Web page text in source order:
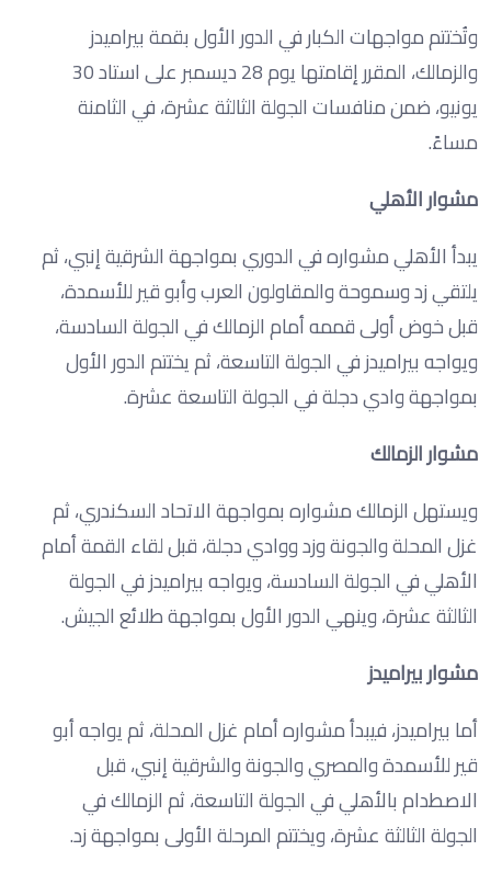
وتُختتم مواجهات الكبار في الدور الأول بقمة بيراميدز
والزمالك، المقرر إقامتها يوم 28 ديسمبر على استاد 30
يونيو، ضمن منافسات الجولة الثالثة عشرة، في الثامنة
مساءً.
مشوار الأهلي
يبدأ الأهلي مشواره في الدوري بمواجهة الشرقية إنبي، ثم
يلتقي زد وسموحة والمقاولون العرب وأبو قير للأسمدة،
قبل خوض أولى قممه أمام الزمالك في الجولة السادسة،
ويواجه بيراميدز في الجولة التاسعة، ثم يختتم الدور الأول
بمواجهة وادي دجلة في الجولة التاسعة عشرة.
مشوار الزمالك
ويستهل الزمالك مشواره بمواجهة الاتحاد السكندري، ثم
غزل المحلة والجونة وزد ووادي دجلة، قبل لقاء القمة أمام
الأهلي في الجولة السادسة، ويواجه بيراميدز في الجولة
الثالثة عشرة، وينهي الدور الأول بمواجهة طلائع الجيش.
مشوار بيراميدز
أما بيراميدز، فيبدأ مشواره أمام غزل المحلة، ثم يواجه أبو
قير للأسمدة والمصري والجونة والشرقية إنبي، قبل
الاصطدام بالأهلي في الجولة التاسعة، ثم الزمالك في
الجولة الثالثة عشرة، ويختتم المرحلة الأولى بمواجهة زد.